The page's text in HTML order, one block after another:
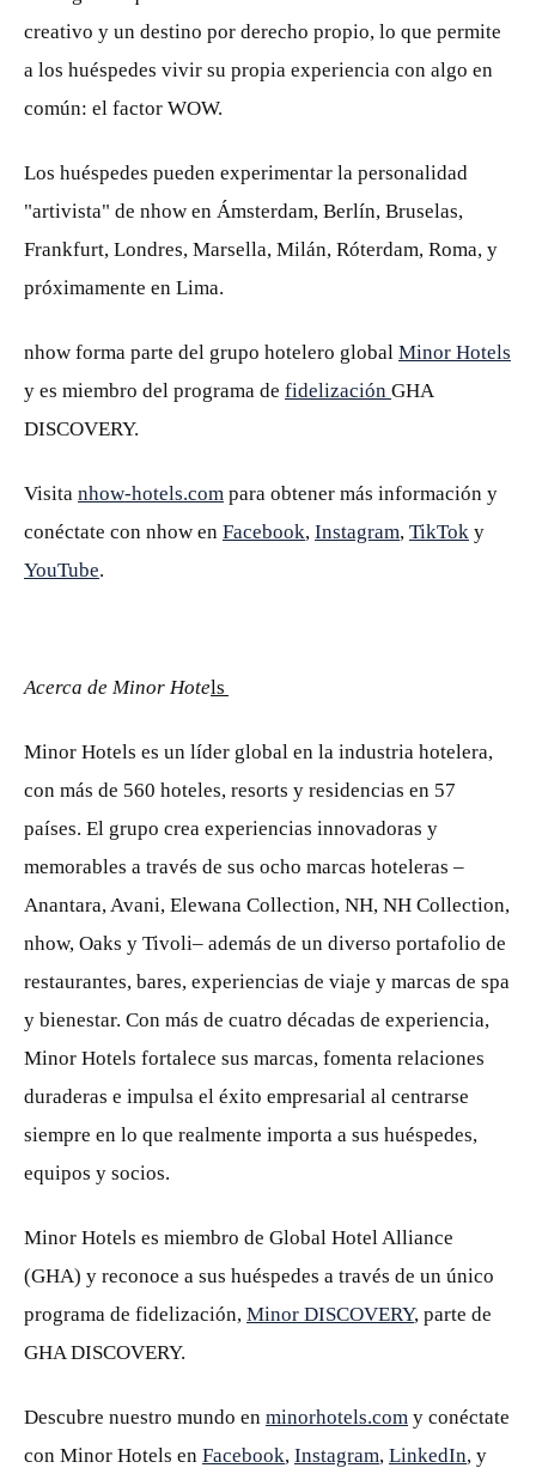
creativo y un destino por derecho propio, lo que permite
a los huéspedes vivir su propia experiencia con algo en
común: el factor WOW.
Los huéspedes pueden experimentar la personalidad
"artivista" de nhow en Ámsterdam, Berlín, Bruselas,
Frankfurt, Londres, Marsella, Milán, Róterdam, Roma, y
próximamente en Lima.
nhow forma parte del grupo hotelero global Minor Hotels
y es miembro del programa de fidelización GHA
DISCOVERY.
Visita nhow-hotels.com para obtener más información y
conéctate con nhow en Facebook, Instagram, TikTok y
YouTube.
Acerca de Minor Hotels
Minor Hotels es un líder global en la industria hotelera,
con más de 560 hoteles, resorts y residencias en 57
países. El grupo crea experiencias innovadoras y
memorables a través de sus ocho marcas hoteleras –
Anantara, Avani, Elewana Collection, NH, NH Collection,
nhow, Oaks y Tivoli– además de un diverso portafolio de
restaurantes, bares, experiencias de viaje y marcas de spa
y bienestar. Con más de cuatro décadas de experiencia,
Minor Hotels fortalece sus marcas, fomenta relaciones
duraderas e impulsa el éxito empresarial al centrarse
siempre en lo que realmente importa a sus huéspedes,
equipos y socios.
Minor Hotels es miembro de Global Hotel Alliance
(GHA) y reconoce a sus huéspedes a través de un único
programa de fidelización, Minor DISCOVERY, parte de
GHA DISCOVERY.
Descubre nuestro mundo en minorhotels.com y conéctate
con Minor Hotels en Facebook, Instagram, LinkedIn, y